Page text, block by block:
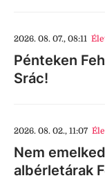
2026. 08. 07., 08:11
Pénteken
Srác!
2026. 08. 02., 11:07
Nem
albérletárak